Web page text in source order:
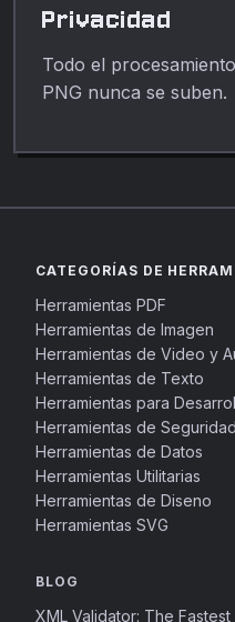
Privacidad
Todo el
PNG nunca se suben.
CATEGORÍAS DE
Herramientas PDF
Herramientas de Imagen
Herramientas de Video y
Herramientas de Texto
Herramientas para
Herramientas de Seguridad
Herramientas de Datos
Herramientas Utilitarias
Herramientas de Diseno
Herramientas SVG
BLOG
XML Validator: The